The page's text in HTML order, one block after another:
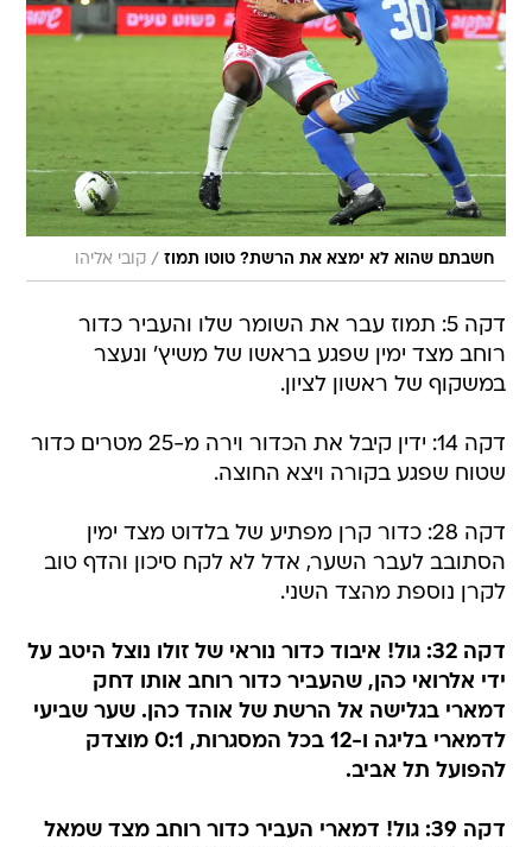
חשבתם שהוא לא ימצא את הרשת? טוטו תמוז / קובי אליהו
דקה 5: תמוז עבר את השומר שלו והעביר כדור
רוחב מצד ימין שפגע בראשו של משיץ' ונעצר
במשקוף של ראשון לציון.
דקה 14: ידין קיבל את הכדור וירה מ-25 מטרים כדור
שטוח שפגע בקורה ויצא החוצה.
דקה 28: כדור קרן מפתיע של בלדוט מצד ימין
הסתובב לעבר השער, אדל לא לקח סיכון והדף טוב
לקרן נוספת מהצד השני.
דקה 32: גול! איבוד כדור נוראי של זולו נוצל היטב על
ידי אלרואי כהן, שהעביר כדור רוחב אותו דחק
דמארי בגלישה אל הרשת של אוהד כהן. שער שביעי
לדמארי בליגה ו-12 בכל המסגרות, 0:1 מוצדק
להפועל תל אביב.
דקה 39: גול! דמארי העביר כדור רוחב מצד שמאל